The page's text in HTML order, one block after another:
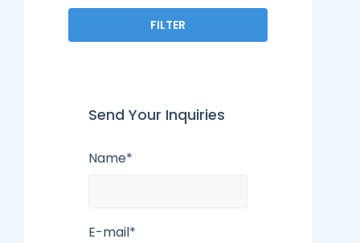
FILTER
Send Your Inquiries
Name*
E-mail*